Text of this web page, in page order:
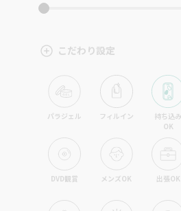
こだわり設定
パラジェル フィルイン
持ち込み
OK
DVD観賞 メンズOK 出張OK